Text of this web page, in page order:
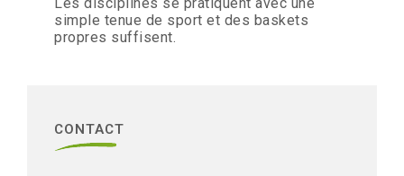
simple tenue de sport et des baskets
propres suffisent.
CONTACT